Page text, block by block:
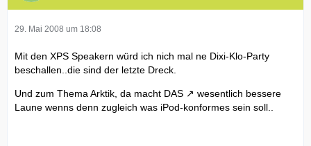
29. Mai 2008 um 18:08
Mit den XPS Speakern würd ich nich mal ne Dixi-Klo-Party
beschallen..die sind der letzte Dreck.
Und zum Thema Arktik, da macht DAS
wesentlich bessere
Laune wenns denn zugleich was iPod-konformes sein soll..